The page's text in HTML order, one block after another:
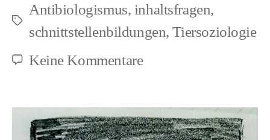
Schlagwörter
Antibiologismus, inhaltsfragen,
schnittstellenbildungen,Tiersoziologie
Keine Kommentarezu
Natur?